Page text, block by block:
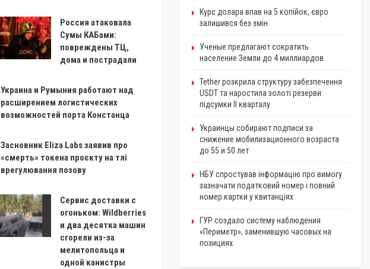
Россия атаковала
Сумы КАБами:
повреждены ТЦ,
дома и пострадали
Украина и Румыния работают над
расширением логистических
возможностей порта Констанца
Засновник Eliza Labs заявив про
«смерть» токена проєкту на тлі
врегулювання позову
Сервис доставки с
огоньком: Wildberries
и два десятка машин
сгорели из-за
мелитопольца и
одной канистры
Курс долара впав на 5 копійок, євро
залишився без змін
Ученые предлагают сократить
население Земли до 4 миллиардов
Tether розкрила структуру забезпечення
USDT та наростила золоті резерви:
підсумки II кварталу
Украинцы собирают подписи за
снижение мобилизационного возраста
до 55 и 50 лет
НБУ спростував інформацію про вимогу
зазначати податковий номер і повний
номер картки у квитанціях
ГУР создало систему наблюдения
«Периметр», заменившую часовых на
позициях